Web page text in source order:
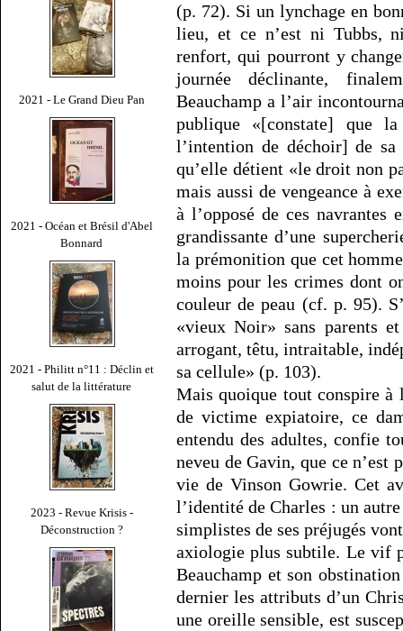
2021 - Le Grand Dieu Pan
2021 - Océan et Brésil d'Abel
Bonnard
2021 - Philitt n°11 : Déclin et
salut de la littérature
2023 - Revue Krisis -
Déconstruction ?
(p. 72). Si un lynchage en
lieu, et ce n’est ni Tubbs,
renfort, qui pourront y
journée déclinante,
Beauchamp a l’air
publique «[constate] que
l’intention de déchoir] de
qu’elle détient «le droit non
mais aussi de vengeance à
à l’opposé de ces navrantes
grandissante d’une
la prémonition que cet
moins pour les crimes dont
couleur de peau (cf. p. 95).
«vieux Noir» sans parents
arrogant, têtu, intraitable,
sa cellule» (p. 103).
Mais quoique tout conspire à
de victime expiatoire, ce
entendu des adultes, confie
neveu de Gavin, que ce n’est
vie de Vinson Gowrie. Cet
l’identité de Charles : un
simplistes de ses préjugés
axiologie plus subtile. Le vif
Beauchamp et son
dernier les attributs d’un
une oreille sensible, est